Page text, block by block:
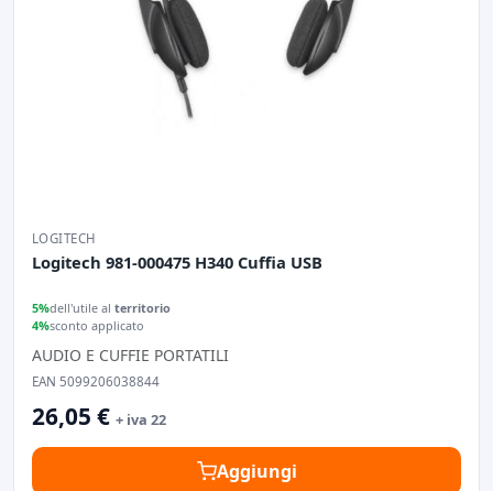
LOGITECH
Logitech 981-000475 H340 Cuffia USB
5%dell'utile al territorio
4%sconto applicato
AUDIO E CUFFIE PORTATILI
EAN 5099206038844
26,05 € + iva 22
Aggiungi